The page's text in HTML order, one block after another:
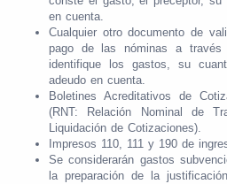
en cuenta.
Cualquier otro documento de
pago de las nóminas a
identifique los gastos, su
adeudo en cuenta.
Boletines Acreditativos de
(RNT: Relación Nominal de
Liquidación de Cotizaciones).
Impresos 110, 111 y 190 de
Se considerarán gastos
la preparación de la